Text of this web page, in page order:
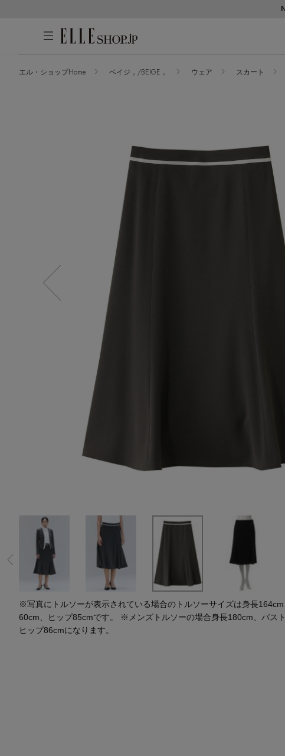
最旬！トレンドワード
【雨の日】急な雨対策グッズ
【Tシャツ】デイリーに活躍
【サンダル】ビーサンの季節！
【ワンピース】猛暑日はこれ！
【リネン】涼しい夏素材
【CFCL】注目のPOP-UP
【レース】上品な透け感
【限定】ここでしか買えないアイテム
【ペプラム】トレンドシルエット
『ELLE』最新号掲載
【ジュエリー】シルバーでクールに
アイテム一覧
CATEGORY
すべてのウェア
ブラウス・シャツ
カットソー・Tシャツ
ワンピース・チュニック
パンツ
スカート
ジャケット
ニット
シューズ
すべてのシューズ
サンダル
パンプス
スニーカー
フラットシューズ
レインシューズ
ブーツ
バッグ・財布
すべてのバッグ・財布
カゴバッグ
ショルダーバッグ
トートバッグ
ハンドバッグ
財布・小物
ボストンバッグ
スーツケース
ファッション小物
すべてのファッション小物
ストール・マフラー・ケープ
帽子・イヤーマフ
ヘアアクセサリー
スマートフォンケース・タブレットケース
グローブ
レッグウェア
チャーム・ストラップ
その他(傘・ハンカチ・時計など)
アクセサリー
すべてのアクセサリー
ピアス・イヤリング
ネックレス
バングル・ブレスレット
アンクレット
チャーム
ランジェリー
すべてのランジェリー
ランジェリー
スポーツ
すべてのスポーツ
水着・スイムウェア
新規会員登録
メールマガジン登録
最新トレンドや限定アイテム、セール
情報をいち早くお届けします。
エル・ショップHome ベイジ，/BEIGE， ウェア スカート
※写真にトルソーが表示されている場合のトルソーサイズは身長
60cm、ヒップ85cmです。 ※メンズトルソーの場合身長180cm、バス
ヒップ86cmになります。